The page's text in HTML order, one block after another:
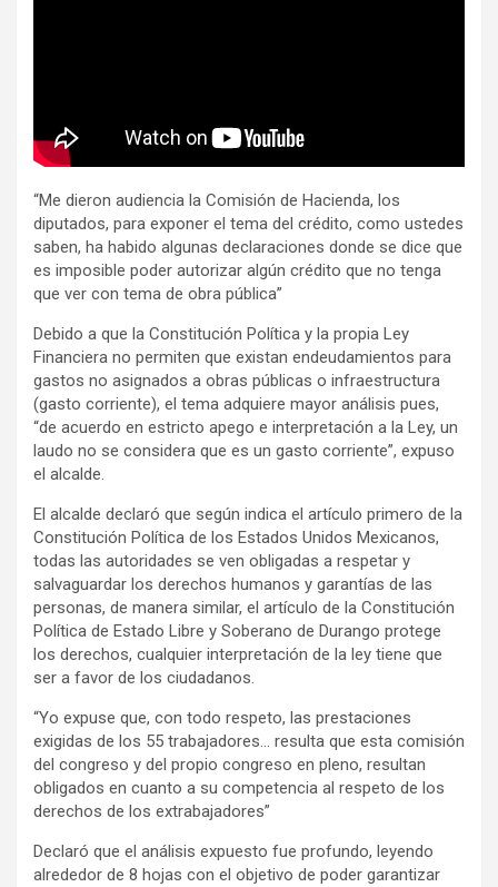
“Me dieron audiencia la Comisión de Hacienda, los
diputados, para exponer el tema del crédito, como ustedes
saben, ha habido algunas declaraciones donde se dice que
es imposible poder autorizar algún crédito que no tenga
que ver con tema de obra pública”
Debido a que la Constitución Política y la propia Ley
Financiera no permiten que existan endeudamientos para
gastos no asignados a obras públicas o infraestructura
(gasto corriente), el tema adquiere mayor análisis pues,
“de acuerdo en estricto apego e interpretación a la Ley, un
laudo no se considera que es un gasto corriente”, expuso
el alcalde.
El alcalde declaró que según indica el artículo primero de la
Constitución Política de los Estados Unidos Mexicanos,
todas las autoridades se ven obligadas a respetar y
salvaguardar los derechos humanos y garantías de las
personas, de manera similar, el artículo de la Constitución
Política de Estado Libre y Soberano de Durango protege
los derechos, cualquier interpretación de la ley tiene que
ser a favor de los ciudadanos.
“Yo expuse que, con todo respeto, las prestaciones
exigidas de los 55 trabajadores… resulta que esta comisión
del congreso y del propio congreso en pleno, resultan
obligados en cuanto a su competencia al respeto de los
derechos de los extrabajadores”
Declaró que el análisis expuesto fue profundo, leyendo
alrededor de 8 hojas con el objetivo de poder garantizar